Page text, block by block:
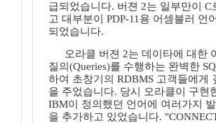
급되었습니다. 버젼 2는 일부만이 C
고 대부분이 PDP-11용 어셈블러 언
되었습니다.
오라클 버젼 2는 데이타에 대한
질의(Queries)를 수행하는 완벽한
하여 초창기의 RDBMS 고객들에게
을 주었습니다. 당시 오라클이 구현
IBM이 정의했던 언어에 여러가지
을 추가하고 있었습니다.